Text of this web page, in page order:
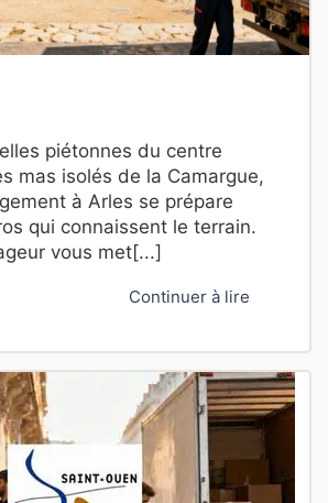
piétonnes du centre
mas isolés de la Camargue,
à Arles se prépare
qui connaissent le terrain.
vous met[...]
Continuer à lire